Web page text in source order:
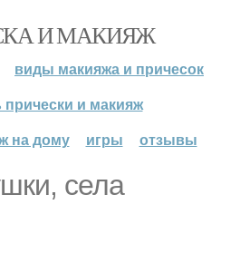
И МАКИЯЖ
виды макияжа и причесок
прически и макияж
на дому
игры отзывы
села